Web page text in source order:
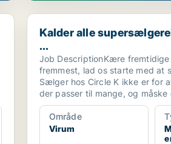
Kalder alle supersælgere!
Kalder alle
...
Job DescriptionKære fremtidige
fremmest, lad os starte med at
Sælger hos Circle K ikke er for
der passer til mange, og måske
Område
Virum